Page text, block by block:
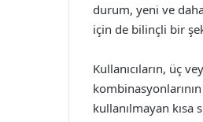
durum, yeni ve
için de bilinçli bir
Kullanıcıların, üç
kullanılmayan kısa